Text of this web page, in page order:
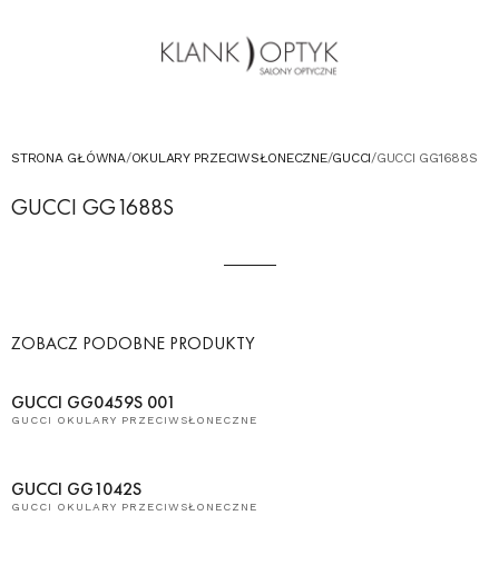
OKULARY DLA DZIECI
KONTAKT
UMÓW WIZYTĘ W SALONIE
STRONA GŁÓWNA/OKULARY PRZECIWSŁONECZNE/GUCCI/GUCCI GG1688S
GUCCI GG1688S
ZOBACZ PODOBNE PRODUKTY
GUCCI GG0459S 001
GUCCI OKULARY PRZECIWSŁONECZNE
GUCCI GG1042S
GUCCI OKULARY PRZECIWSŁONECZNE